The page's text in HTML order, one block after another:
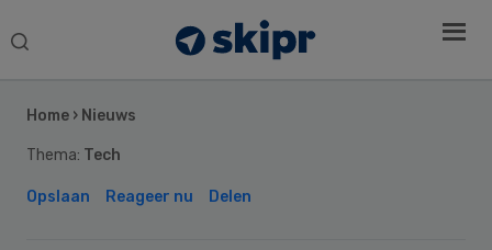
Search
Home › Nieuws
Thema: Tech
Opslaan Reageer nu Delen
Sidebar